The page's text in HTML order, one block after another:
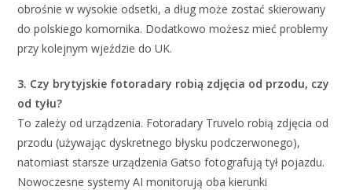
obrośnie w wysokie odsetki, a dług może zostać skierowany
do polskiego komornika. Dodatkowo możesz mieć problemy
przy kolejnym wjeździe do UK.
3. Czy brytyjskie fotoradary robią zdjęcia od przodu, czy
od tyłu?
To zależy od urządzenia. Fotoradary Truvelo robią zdjęcia od
przodu (używając dyskretnego błysku podczerwonego),
natomiast starsze urządzenia Gatso fotografują tył pojazdu.
Nowoczesne systemy AI monitorują oba kierunki